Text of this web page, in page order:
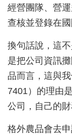
經營團隊、營
查核並登錄在國
換句話說，這
是把公司資訊
品而言，這與
7401）的理由
公司，自己的
格外農品會去